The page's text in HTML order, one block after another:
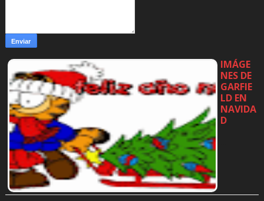
IMÁGE
NES DE
GARFIE
LD EN
NAVIDA
D